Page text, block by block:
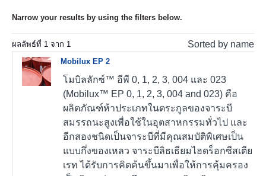
Narrow your results by using the filters below.
ผลลัพธ์ที่ 1 จาก 1 Sorted by name
Mobilux EP 2
โมบิลลักซ์™ อีพี 0, 1, 2, 3, 004 และ 023
(Mobilux™ EP 0, 1, 2, 3, 004 and 023) คือ
ผลิตภัณฑ์ห้าประเภทในตระกูลของจาระบี
สมรรถนะสูงเพื่อใช้ในอุตสาหกรรมทั่วไป และ
อีกสองชนิดเป็นจาระบีที่มีคุณสมบัติพิเศษเป็น
แบบกึ่งของเหลว จาระบีลิธเธียมไฮดร็อกซีสเตีย
เรท ได้รับการคิดค้นขึ้นมาเพื่อให้การคุ้มครอง